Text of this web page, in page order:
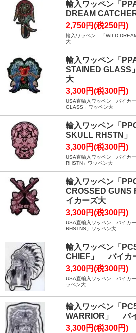
輸入ワッペン「
DREAM
2,750円(税250円)
輸入ワッペン 「WILD
大
輸入ワッペン「
STAINED
大
3,300円(税300円)
USA直輸入ワッペン バイカ
GLASS」ワッペン大
輸入ワッペン「
SKULL RHSTN
3,300円(税300円)
USA直輸入ワッペン バイカ
RHSTN」ワッペン大
輸入ワッペン「
CROSSED
イカーズ大
3,300円(税300円)
USA直輸入ワッペン バイカ
RHSTNS」ワッペン大
輸入ワッペン「
CHIEF」 バイカ
3,300円(税300円)
USA直輸入ワッペン バイカ
ッペン大
輸入ワッペン「
WARRIOR」 バ
3,300円(税300円)